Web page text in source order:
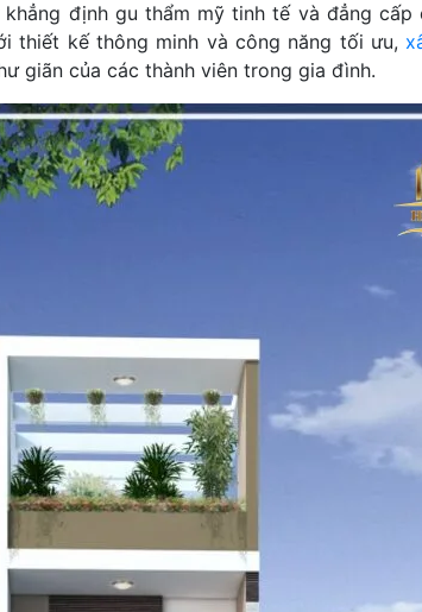
khẳng định gu thẩm mỹ tinh tế và đẳng cấp
thiết kế thông minh và công năng tối ưu,
giãn của các thành viên trong gia đình.